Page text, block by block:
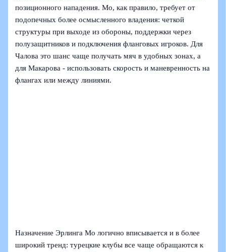
позиционного нападения. Мо, как правило, требует от
подопечных более осмысленного владения: четкой
структуры при выходе из обороны, поддержки через
полузащитников и подключения фланговых игроков. Для
Чалова это шанс чаще получать мяч в удобных зонах, а
для Макарова - использовать скорость и маневренность на
флангах или между линиями.
Назначение Эрлинга Мо логично вписывается и в более
широкий тренд: турецкие клубы все чаще обращаются к